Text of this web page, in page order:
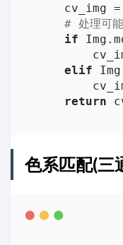
cv_img
# 处理可
if
elif
return
色系匹配(三